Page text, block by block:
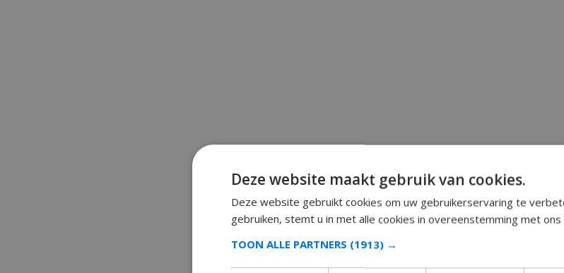
Deze website maakt gebruik van cookies.
Deze website gebruikt cookies om uw gebruikerservaring te
gebruiken, stemt u in met alle cookies in overeenstemming met ons
TOON ALLE PARTNERS (1913) →